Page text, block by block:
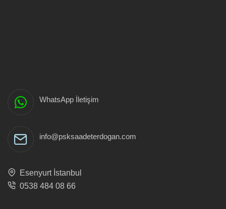
WhatsApp İletişim
info@psksaadeterdogan.com
Esenyurt İstanbul
0538 484 08 66